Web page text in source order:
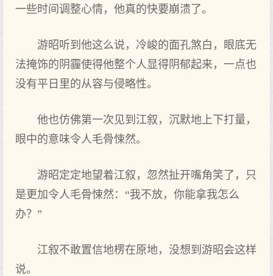
一些时间调整心情，他真的快要崩溃了。
游昭听到他这么说，冷峻的面孔煞白，眼底无
法掩饰的阴霾使得他整个人显得阴郁起来，一点也
没有平日里的从容与侵略性。
他也仿佛第一次见到江叙，沉默地上下打量，
眼中的意味令人毛骨悚然。
游昭定定地望着江叙，忽然扯开嘴角笑了，只
是更加令人毛骨悚然：“我不放，你能拿我怎么
办？”
江叙不敢置信地楞在原地，没想到游昭会这样
说。